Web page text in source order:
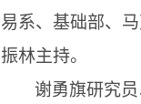
易系、基础部、
振林主持。
谢勇旗研究